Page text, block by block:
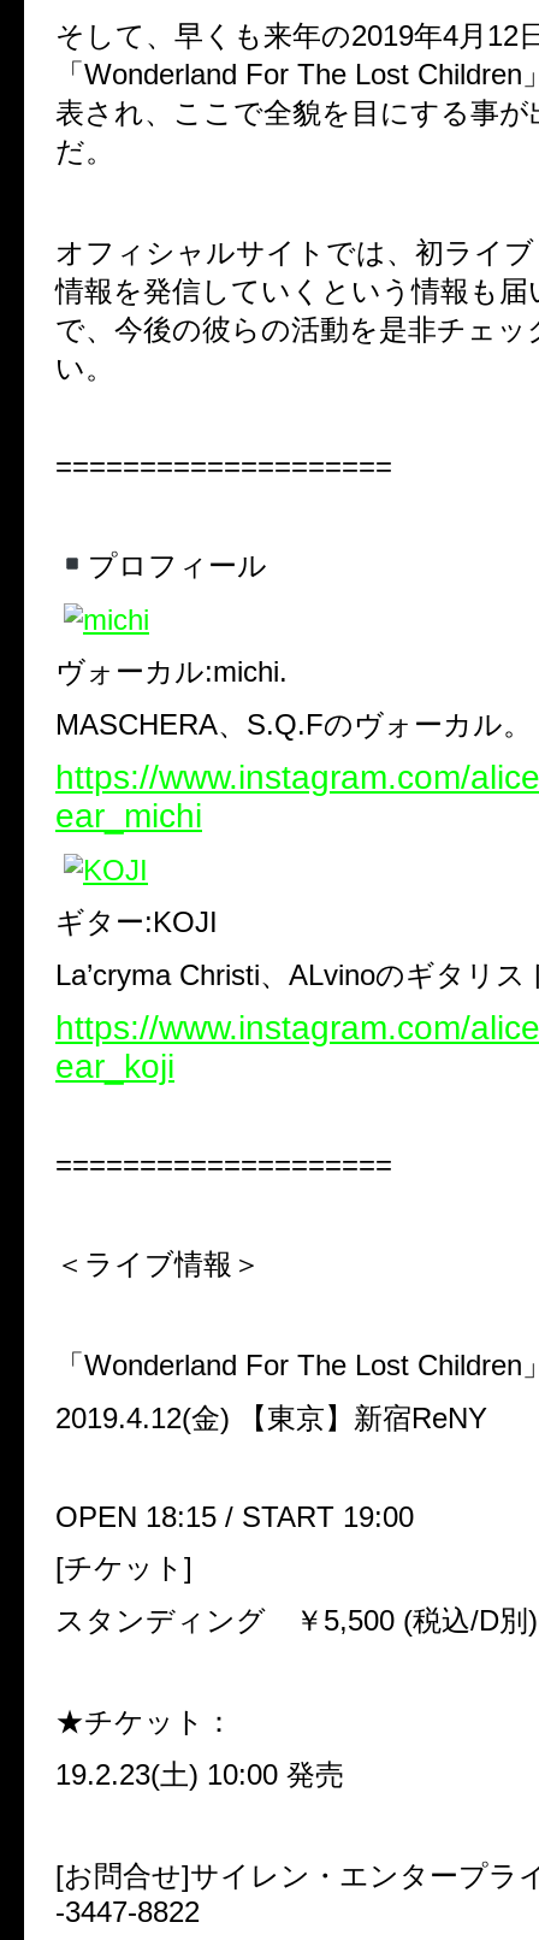
そして、早くも来年の2019年4月 12
「 Wonderland For The Lost Children
表され、ここで全貌を目にする事が
だ。
オフィシャルサイトでは、初ライ
情報を発信していくという情報も
で、今後の彼らの活動を是非チェッ
い。
====================
プロフィール
ヴォーカル:michi.
MASCHERA、 S.Q.Fのヴォーカル。
https://www.instagram.com/
ear_michi
ギター:KOJI
La’cryma Christi、 ALvinoのギタリス
https://www.instagram.com/
ear_koji
====================
＜ライブ情報＞
「 Wonderland For The Lost Children
2019.4.12(金) 【東京】新宿ReNY
OPEN 18:15 / START 19:00
[チケット ]
スタンディング ￥ 5,500 (税込/D別 )
★チケット：
19.2.23(土) 10:00 発売
[お問合せ]サイレン・エンタープ
-3447-8822